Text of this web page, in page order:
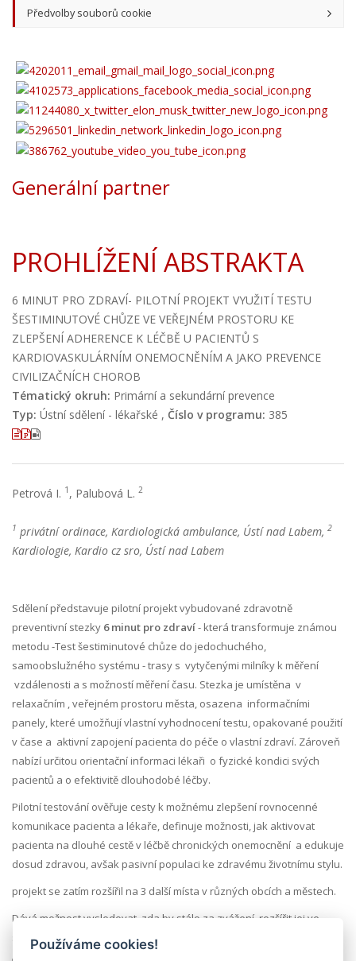
Předvolby souborů cookie
Generální partner
PROHLÍŽENÍ ABSTRAKTA
6 MINUT PRO ZDRAVÍ- PILOTNÍ PROJEKT VYUŽITÍ TESTU
ŠESTIMINUTOVÉ CHŮZE VE VEŘEJNÉM PROSTORU KE
ZLEPŠENÍ ADHERENCE K LÉČBĚ U PACIENTŮ S
KARDIOVASKULÁRNÍM ONEMOCNĚNÍM A JAKO PREVENCE
CIVILIZAČNÍCH CHOROB
Tématický okruh: Primární a sekundární prevence
Typ: Ústní sdělení - lékařské , Číslo v programu: 385
Petrová I. 1 , Palubová L. 2
1 privátní ordinace, Kardiologická ambulance, Ústí nad Labem, 2
Kardiologie, Kardio cz sro, Ústí nad Labem
Sdělení představuje pilotní projekt vybudované zdravotně
preventivní stezky 6 minut pro zdraví- která transformuje známou
metodu -Test šestiminutové chůze do jedochuchého,
samoobslužného systému - trasy s vytyčenými milníky k měření
vzdálenosti a s možností měření času. Stezka je umístěna v
relaxačním , veřejném prostoru města, osazena informačními
panely, které umožňují vlastní vyhodnocení testu, opakované použití
v čase a aktivní zapojení pacienta do péče o vlastní zdraví. Zároveň
nabízí určitou orientační informaci lékaři o fyzické kondici svých
pacientů a o efektivitě dlouhodobé léčby.
Pilotní testování ověřuje cesty k možnému zlepšení rovnocenné
komunikace pacienta a lékaře, definuje možnosti, jak aktivovat
pacienta na dlouhé cestě v léčbě chronických onemocnění a edukuje
dosud zdravou, avšak pasivní populaci ke zdravému životnímu stylu.
projekt se zatím rozšířil na 3 další místa v různých obcích a městech.
Dává možnost vysledovat, zda by stálo za zvážení, rozšířit jej ve
standardizované podobě celoplošně.
Používáme cookies!